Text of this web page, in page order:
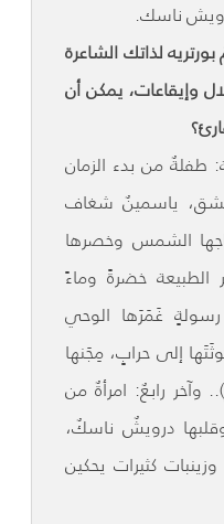
ناسك.
لذاتك الشاعرة
وإيقاعات، يمكن أن
طفلةٌ من بدء الزمان
ياسمينٌ شغاف
الشمس وخصرها
خضرةً وماءً
غَمَرَها الوحي
إلى حرابٍ، مِجَنها
رابعٌ: امرأةٌ من
درويشٌ ناسكٌ،
كثيرات يحكين